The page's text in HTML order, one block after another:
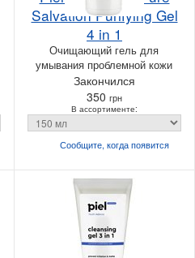
Salvation Purifying Gel
4 in 1
Очищающий гель для
умывания проблемной кожи
Закончился
350 грн
В ассортименте:
Сообщите, когдапоявится